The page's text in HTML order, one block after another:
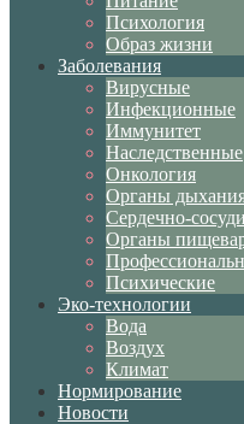
Психология
Образ жизни
Заболевания
Вирусные
Инфекционные
Иммунитет
Наследственные
Онкология
Органы
Сердечно-
Органы
Психические
Эко-технологии
Вода
Воздух
Климат
Нормирование
Новости